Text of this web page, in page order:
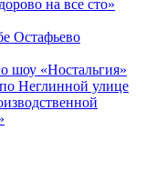
на все сто»
Остафьево
шоу «Ностальгия»
Неглинной улице